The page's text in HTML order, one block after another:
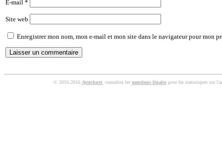
E-mail *
Site web
Enregistrer mon nom, mon e-mail et mon site dans le navigateur pour mon
© 2010-2016 Aytechnet , consultez les mentions légales pour les statistiques sur